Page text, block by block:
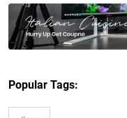
Popular Tags: